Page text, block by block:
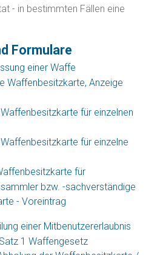
- in bestimmten Fällen eine
Formulare
einer Waffe
Waffenbesitzkarte, Anzeige
für einzelnen
für einzelne
für
bzw. -sachverständige
- Voreintrag
einer Mitbenutzererlaubnis
1 Waffengesetz